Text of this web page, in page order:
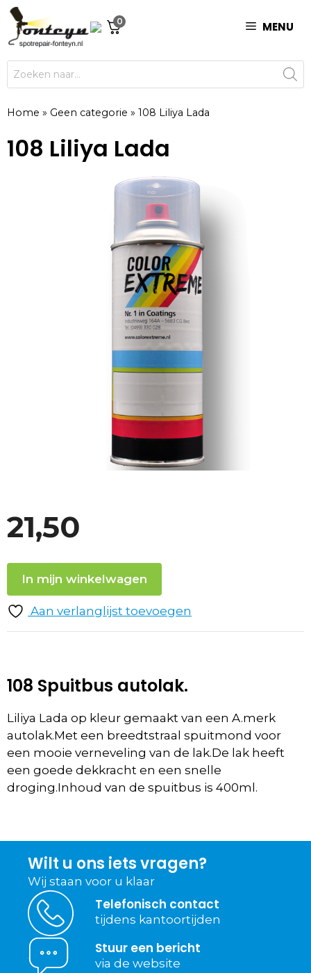
Ga
naar
de
inhoud
0 MENU
Producten
zoeken
Home » Geen categorie » 108 Liliya Lada
108 Liliya Lada
21,50
In mijn winkelwagen
Aan verlanglijst toevoegen
108 Spuitbus autolak.
Liliya Lada op kleur gemaakt van een A.merk
autolak.Met een breedtstraal spuitmond voor
een mooie verneveling van de lak.De lak heeft
een goede dekkracht en een snelle
droging.Inhoud van de spuitbus is 400ml.
Wilt u ons iets vragen?
Wij staan voor u klaar
Telefonisch contact
tijdens kantoortijden
Stuur een bericht
via de website